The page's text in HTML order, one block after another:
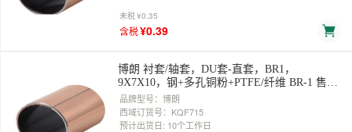
未税¥0.35
含税¥0.39
博朗 衬套/轴套，DU套-直套，BR1，
9X7X10，钢+多孔铜粉+PTFE/纤维 BR-1 售卖
规格：1个
品牌型号：博朗
西域订货号：KQF715
预计出货日: 10个工作日